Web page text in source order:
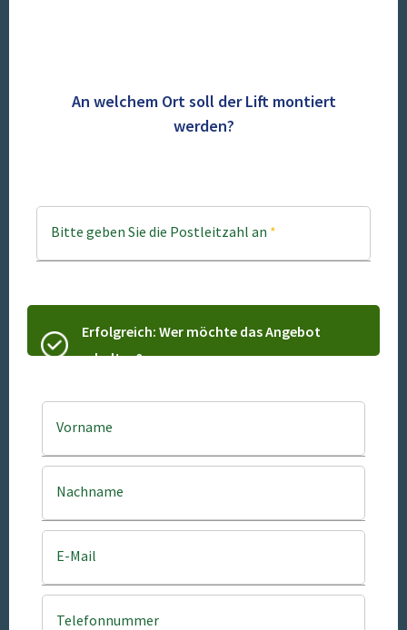
An welchem Ort soll der Lift montiert
werden?
Bitte geben Sie die Postleitzahl an *
Erfolgreich: Wer möchte das Angebot
erhalten?
Vorname
Nachname
E-Mail
Telefonnummer